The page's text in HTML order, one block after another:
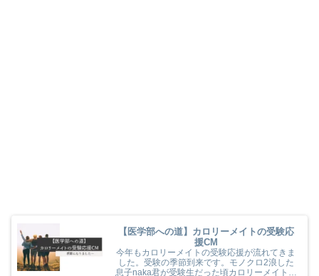
【医学部への道】カロリーメイトの受験応
援CM
今年もカロリーメイトの受験応援が流れてきま
した。受験の季節到来です。モノクロ2浪した
息子naka君が受験生だった頃カロリーメイトの